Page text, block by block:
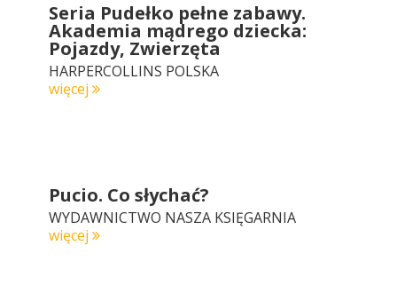
Seria Pudełko pełne zabawy.
Akademia mądrego dziecka:
Pojazdy, Zwierzęta
HARPERCOLLINS POLSKA
więcej
Pucio. Co słychać?
WYDAWNICTWO NASZA KSIĘGARNIA
więcej